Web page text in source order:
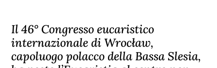
Il 46° Congresso eucaristico
internazionale di Wrocław,
capoluogo polacco della Bassa Slesia,